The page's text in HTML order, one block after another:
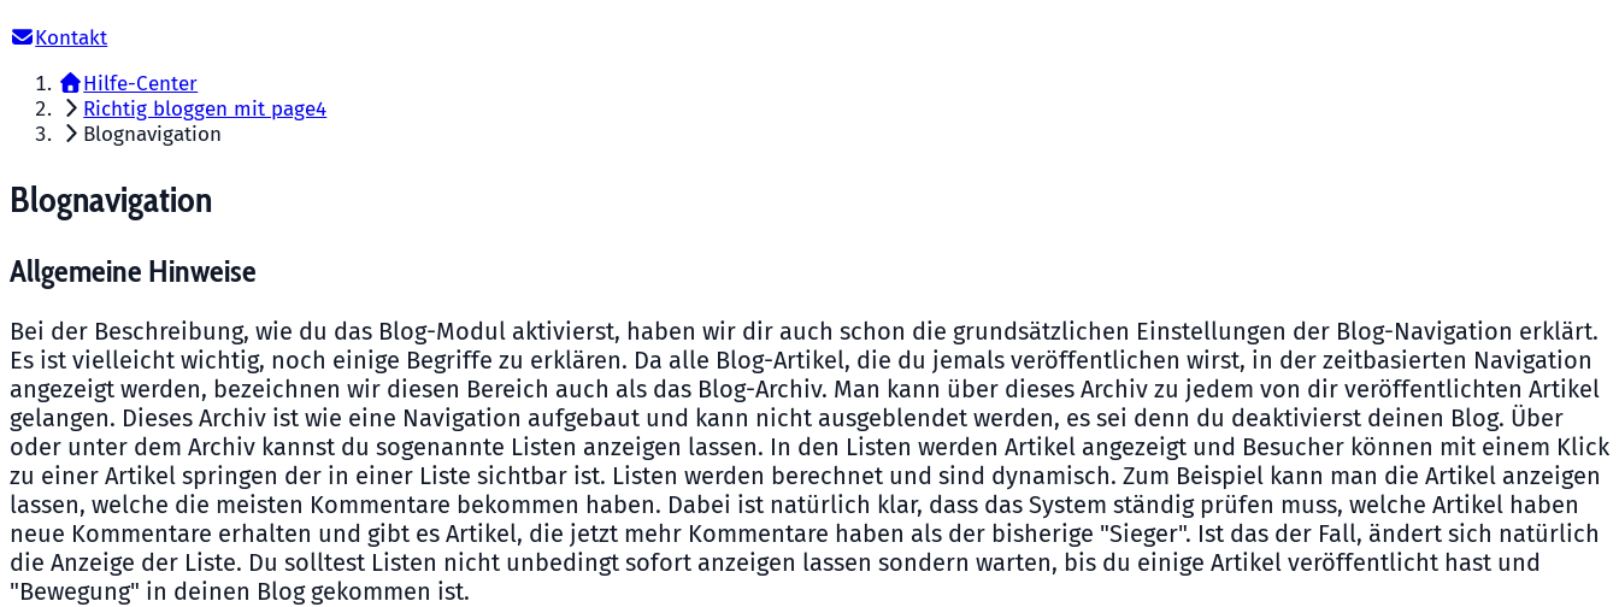
Kontakt
Hilfe-Center
Richtig bloggen mit page4
Blognavigation
Blognavigation
Allgemeine Hinweise
Bei der Beschreibung, wie du das Blog-Modul aktivierst, haben wir dir auch schon die grundsätzlichen Einstellungen der Blog-Navigation erklärt.
Es ist vielleicht wichtig, noch einige Begriffe zu erklären. Da alle Blog-Artikel, die du jemals veröffentlichen wirst, in der zeitbasierten Navigation
angezeigt werden, bezeichnen wir diesen Bereich auch als das Blog-Archiv. Man kann über dieses Archiv zu jedem von dir veröffentlichten Artikel
gelangen. Dieses Archiv ist wie eine Navigation aufgebaut und kann nicht ausgeblendet werden, es sei denn du deaktivierst deinen Blog. Über
oder unter dem Archiv kannst du sogenannte Listen anzeigen lassen. In den Listen werden Artikel angezeigt und Besucher können mit einem Klick
zu einer Artikel springen der in einer Liste sichtbar ist. Listen werden berechnet und sind dynamisch. Zum Beispiel kann man die Artikel anzeigen
lassen, welche die meisten Kommentare bekommen haben. Dabei ist natürlich klar, dass das System ständig prüfen muss, welche Artikel haben
neue Kommentare erhalten und gibt es Artikel, die jetzt mehr Kommentare haben als der bisherige "Sieger". Ist das der Fall, ändert sich natürlich
die Anzeige der Liste. Du solltest Listen nicht unbedingt sofort anzeigen lassen sondern warten, bis du einige Artikel veröffentlicht hast und
"Bewegung" in deinen Blog gekommen ist.